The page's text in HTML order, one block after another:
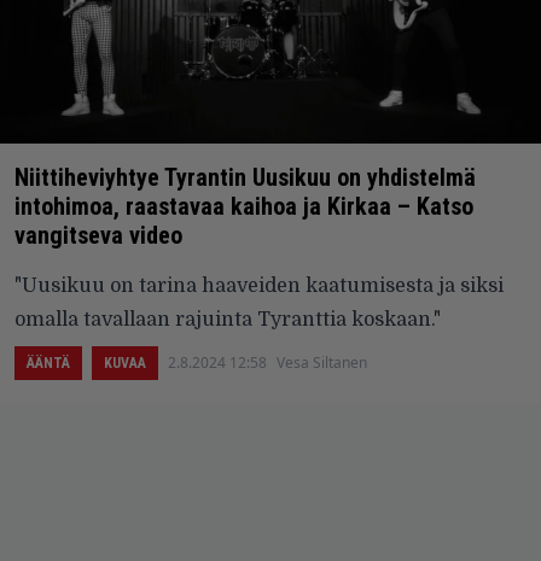
Niittiheviyhtye Tyrantin Uusikuu on yhdistelmä
intohimoa, raastavaa kaihoa ja Kirkaa – Katso
vangitseva video
"Uusikuu on tarina haaveiden kaatumisesta ja siksi
omalla tavallaan rajuinta Tyranttia koskaan."
ÄÄNTÄ KUVAA 2.8.2024 12:58 Vesa Siltanen